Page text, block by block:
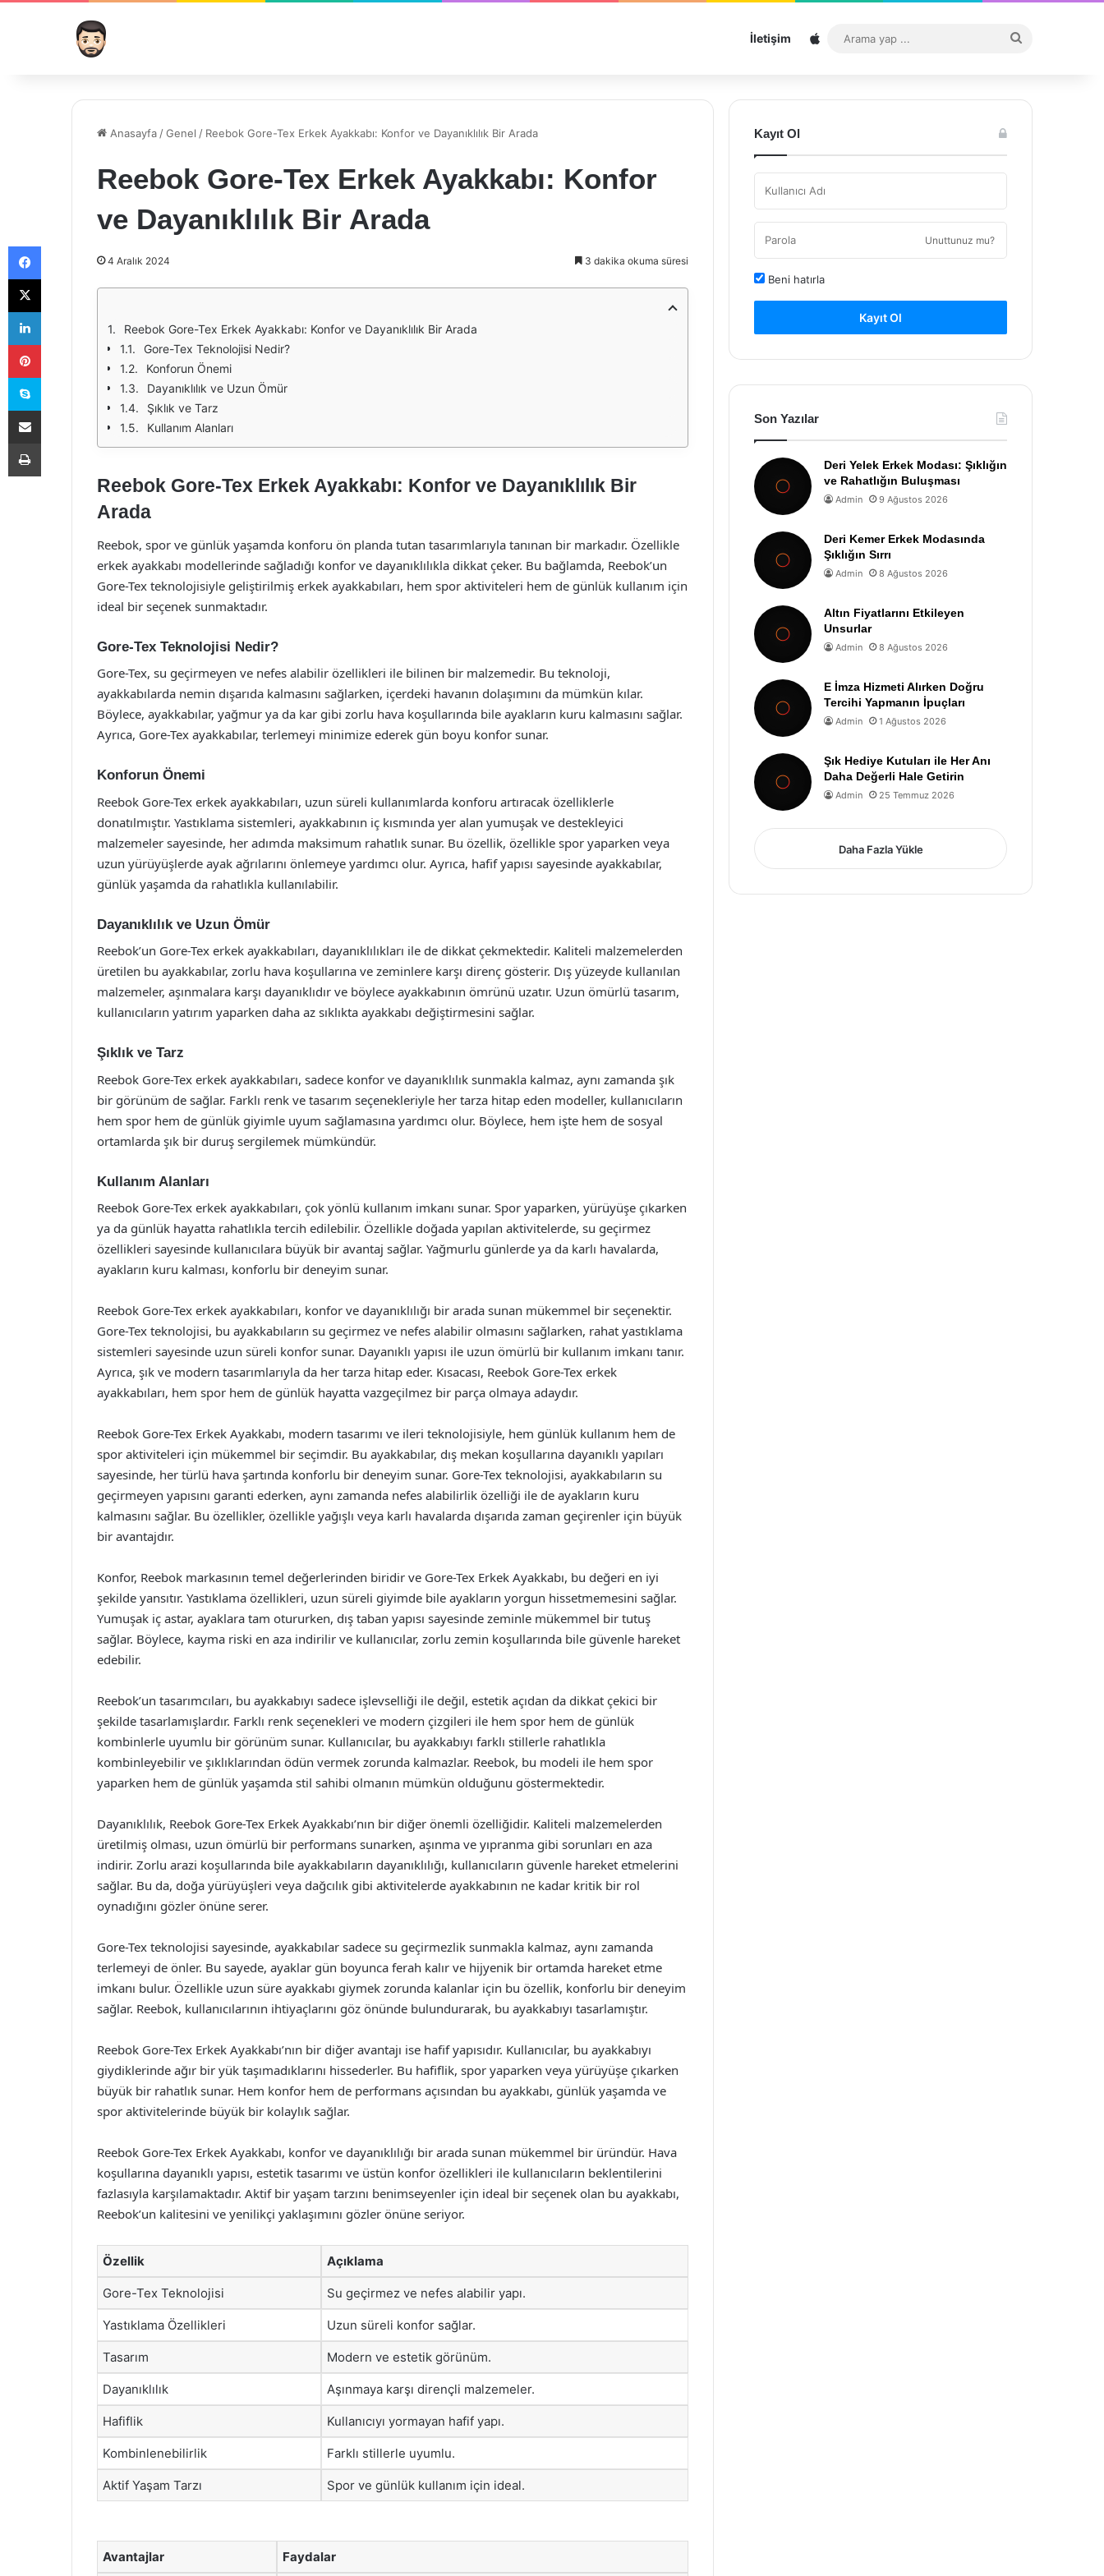
İletişim Sitemap
...
Anasayfa /Genel / Reebok Gore-Tex Erkek Ayakkabı: Konfor ve Dayanıklılık Bir Arada
Reebok Gore-Tex Erkek Ayakkabı: Konfor
ve Dayanıklılık Bir Arada
4 Aralık 2024 3 dakika okuma süresi
Reebok Gore-Tex Erkek Ayakkabı: Konfor ve Dayanıklılık Bir Arada
Gore-Tex Teknolojisi Nedir?
Konforun Önemi
Dayanıklılık ve Uzun Ömür
Şıklık ve Tarz
Kullanım Alanları
Reebok Gore-Tex Erkek Ayakkabı: Konfor ve Dayanıklılık Bir
Arada
Reebok, spor ve günlük yaşamda konforu ön planda tutan tasarımlarıyla tanınan bir markadır. Özellikle
erkek ayakkabı modellerinde sağladığı konfor ve dayanıklılıkla dikkat çeker. Bu bağlamda, Reebok’un
Gore-Tex teknolojisiyle geliştirilmiş erkek ayakkabıları, hem spor aktiviteleri hem de günlük kullanım için
ideal bir seçenek sunmaktadır.
Gore-Tex Teknolojisi Nedir?
Gore-Tex, su geçirmeyen ve nefes alabilir özellikleri ile bilinen bir malzemedir. Bu teknoloji,
ayakkabılarda nemin dışarıda kalmasını sağlarken, içerdeki havanın dolaşımını da mümkün kılar.
Böylece, ayakkabılar, yağmur ya da kar gibi zorlu hava koşullarında bile ayakların kuru kalmasını sağlar.
Ayrıca, Gore-Tex ayakkabılar, terlemeyi minimize ederek gün boyu konfor sunar.
Konforun Önemi
Reebok Gore-Tex erkek ayakkabıları, uzun süreli kullanımlarda konforu artıracak özelliklerle
donatılmıştır. Yastıklama sistemleri, ayakkabının iç kısmında yer alan yumuşak ve destekleyici
malzemeler sayesinde, her adımda maksimum rahatlık sunar. Bu özellik, özellikle spor yaparken veya
uzun yürüyüşlerde ayak ağrılarını önlemeye yardımcı olur. Ayrıca, hafif yapısı sayesinde ayakkabılar,
günlük yaşamda da rahatlıkla kullanılabilir.
Dayanıklılık ve Uzun Ömür
Reebok’un Gore-Tex erkek ayakkabıları, dayanıklılıkları ile de dikkat çekmektedir. Kaliteli malzemelerden
üretilen bu ayakkabılar, zorlu hava koşullarına ve zeminlere karşı direnç gösterir. Dış yüzeyde kullanılan
malzemeler, aşınmalara karşı dayanıklıdır ve böylece ayakkabının ömrünü uzatır. Uzun ömürlü tasarım,
kullanıcıların yatırım yaparken daha az sıklıkta ayakkabı değiştirmesini sağlar.
Şıklık ve Tarz
Reebok Gore-Tex erkek ayakkabıları, sadece konfor ve dayanıklılık sunmakla kalmaz, aynı zamanda şık
bir görünüm de sağlar. Farklı renk ve tasarım seçenekleriyle her tarza hitap eden modeller, kullanıcıların
hem spor hem de günlük giyimle uyum sağlamasına yardımcı olur. Böylece, hem işte hem de sosyal
ortamlarda şık bir duruş sergilemek mümkündür.
Kullanım Alanları
Reebok Gore-Tex erkek ayakkabıları, çok yönlü kullanım imkanı sunar. Spor yaparken, yürüyüşe çıkarken
ya da günlük hayatta rahatlıkla tercih edilebilir. Özellikle doğada yapılan aktivitelerde, su geçirmez
özellikleri sayesinde kullanıcılara büyük bir avantaj sağlar. Yağmurlu günlerde ya da karlı havalarda,
ayakların kuru kalması, konforlu bir deneyim sunar.
Reebok Gore-Tex erkek ayakkabıları, konfor ve dayanıklılığı bir arada sunan mükemmel bir seçenektir.
Gore-Tex teknolojisi, bu ayakkabıların su geçirmez ve nefes alabilir olmasını sağlarken, rahat yastıklama
sistemleri sayesinde uzun süreli konfor sunar. Dayanıklı yapısı ile uzun ömürlü bir kullanım imkanı tanır.
Ayrıca, şık ve modern tasarımlarıyla da her tarza hitap eder. Kısacası, Reebok Gore-Tex erkek
ayakkabıları, hem spor hem de günlük hayatta vazgeçilmez bir parça olmaya adaydır.
Reebok Gore-Tex Erkek Ayakkabı, modern tasarımı ve ileri teknolojisiyle, hem günlük kullanım hem de
spor aktiviteleri için mükemmel bir seçimdir. Bu ayakkabılar, dış mekan koşullarına dayanıklı yapıları
sayesinde, her türlü hava şartında konforlu bir deneyim sunar. Gore-Tex teknolojisi, ayakkabıların su
geçirmeyen yapısını garanti ederken, aynı zamanda nefes alabilirlik özelliği ile de ayakların kuru
kalmasını sağlar. Bu özellikler, özellikle yağışlı veya karlı havalarda dışarıda zaman geçirenler için büyük
bir avantajdır.
Konfor, Reebok markasının temel değerlerinden biridir ve Gore-Tex Erkek Ayakkabı, bu değeri en iyi
şekilde yansıtır. Yastıklama özellikleri, uzun süreli giyimde bile ayakların yorgun hissetmemesini sağlar.
Yumuşak iç astar, ayaklara tam otururken, dış taban yapısı sayesinde zeminle mükemmel bir tutuş
sağlar. Böylece, kayma riski en aza indirilir ve kullanıcılar, zorlu zemin koşullarında bile güvenle hareket
edebilir.
Reebok’un tasarımcıları, bu ayakkabıyı sadece işlevselliği ile değil, estetik açıdan da dikkat çekici bir
şekilde tasarlamışlardır. Farklı renk seçenekleri ve modern çizgileri ile hem spor hem de günlük
kombinlerle uyumlu bir görünüm sunar. Kullanıcılar, bu ayakkabıyı farklı stillerle rahatlıkla
kombinleyebilir ve şıklıklarından ödün vermek zorunda kalmazlar. Reebok, bu modeli ile hem spor
yaparken hem de günlük yaşamda stil sahibi olmanın mümkün olduğunu göstermektedir.
Dayanıklılık, Reebok Gore-Tex Erkek Ayakkabı’nın bir diğer önemli özelliğidir. Kaliteli malzemelerden
üretilmiş olması, uzun ömürlü bir performans sunarken, aşınma ve yıpranma gibi sorunları en aza
indirir. Zorlu arazi koşullarında bile ayakkabıların dayanıklılığı, kullanıcıların güvenle hareket etmelerini
sağlar. Bu da, doğa yürüyüşleri veya dağcılık gibi aktivitelerde ayakkabının ne kadar kritik bir rol
oynadığını gözler önüne serer.
Gore-Tex teknolojisi sayesinde, ayakkabılar sadece su geçirmezlik sunmakla kalmaz, aynı zamanda
terlemeyi de önler. Bu sayede, ayaklar gün boyunca ferah kalır ve hijyenik bir ortamda hareket etme
imkanı bulur. Özellikle uzun süre ayakkabı giymek zorunda kalanlar için bu özellik, konforlu bir deneyim
sağlar. Reebok, kullanıcılarının ihtiyaçlarını göz önünde bulundurarak, bu ayakkabıyı tasarlamıştır.
Reebok Gore-Tex Erkek Ayakkabı’nın bir diğer avantajı ise hafif yapısıdır. Kullanıcılar, bu ayakkabıyı
giydiklerinde ağır bir yük taşımadıklarını hissederler. Bu hafiflik, spor yaparken veya yürüyüşe çıkarken
büyük bir rahatlık sunar. Hem konfor hem de performans açısından bu ayakkabı, günlük yaşamda ve
spor aktivitelerinde büyük bir kolaylık sağlar.
Reebok Gore-Tex Erkek Ayakkabı, konfor ve dayanıklılığı bir arada sunan mükemmel bir üründür. Hava
koşullarına dayanıklı yapısı, estetik tasarımı ve üstün konfor özellikleri ile kullanıcıların beklentilerini
fazlasıyla karşılamaktadır. Aktif bir yaşam tarzını benimseyenler için ideal bir seçenek olan bu ayakkabı,
Reebok’un kalitesini ve yenilikçi yaklaşımını gözler önüne seriyor.
Özellik Açıklama
Gore-Tex Teknolojisi Su geçirmez ve nefes alabilir yapı.
Yastıklama Özellikleri Uzun süreli konfor sağlar.
Tasarım Modern ve estetik görünüm.
Dayanıklılık Aşınmaya karşı dirençli malzemeler.
Hafiflik Kullanıcıyı yormayan hafif yapı.
Kombinlenebilirlik Farklı stillerle uyumlu.
Aktif Yaşam Tarzı Spor ve günlük kullanım için ideal.
Avantajlar Faydalar
Kayıt Ol
Unuttunuz mu?
Beni hatırla
Kayıt Ol
Son Yazılar
Deri Yelek Erkek Modası: Şıklığın
ve Rahatlığın Buluşması
Admin 9 Ağustos 2026
Deri Kemer Erkek Modasında
Şıklığın Sırrı
Admin 8 Ağustos 2026
Altın Fiyatlarını Etkileyen
Unsurlar
Admin 8 Ağustos 2026
E İmza Hizmeti Alırken Doğru
Tercihi Yapmanın İpuçları
Admin 1 Ağustos 2026
Şık Hediye Kutuları ile Her Anı
Daha Değerli Hale Getirin
Admin 25 Temmuz 2026
Daha Fazla Yükle
Facebook
X
LinkedIn
Pinterest
Skype
E-Posta ile paylaş